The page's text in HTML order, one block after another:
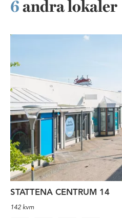
6 andra lokaler
STATTENA CENTRUM 14
142 kvm